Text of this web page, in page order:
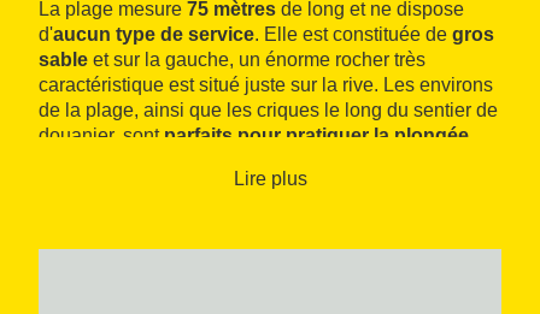
La plage mesure 75 mètres de long et ne dispose
d'aucun type de service. Elle est constituée de gros
sable et sur la gauche, un énorme rocher très
caractéristique est situé juste sur la rive. Les environs
de la plage, ainsi que les criques le long du sentier de
douanier, sont parfaits pour pratiquer la plongée
Près de la plage se trouvent lechâteau
arborées qui se penchent de façon vertigineuse sur la
Lire plus